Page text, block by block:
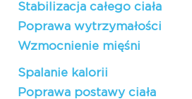
Stabilizacja całego ciała
Poprawa wytrzymałości
Wzmocnienie mięśni
Spalanie kalorii
Poprawa postawy ciała